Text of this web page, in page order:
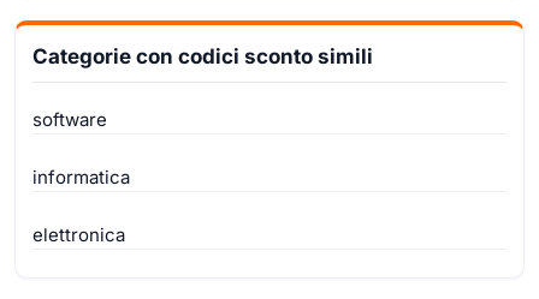
Categorie con codici sconto simili
software
informatica
elettronica